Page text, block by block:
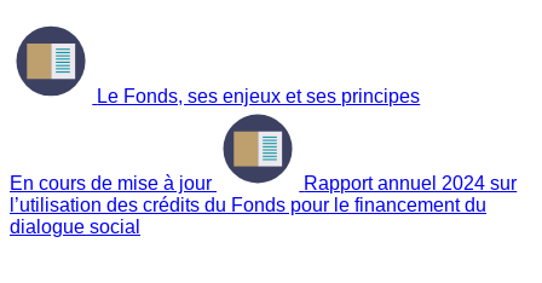
Le Fonds, ses enjeux et ses principes
En cours de mise à jour
Rapport annuel 2024 sur
l’utilisation des crédits du Fonds pour le financement du
dialogue social